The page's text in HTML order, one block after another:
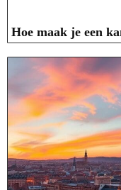
Hoe maak je een